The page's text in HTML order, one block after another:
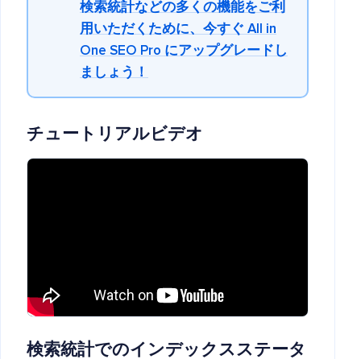
検索統計などの多くの機能をご利
用いただくために、今すぐ All in
One SEO Pro にアップグレードし
ましょう！
チュートリアルビデオ
検索統計でのインデックスステータ